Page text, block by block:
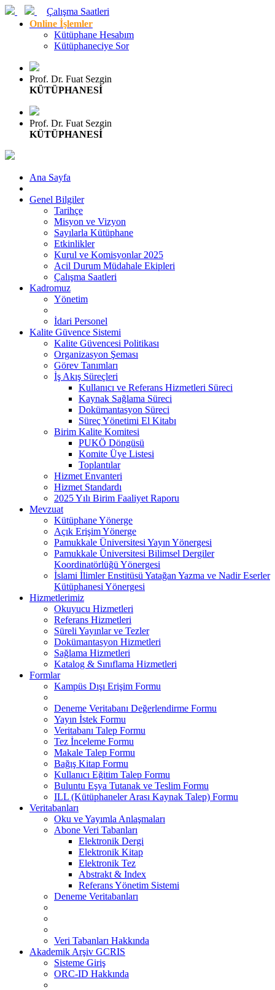
Çalışma Saatleri
Online İşlemler
Kütüphane Hesabım
Kütüphaneciye Sor
Prof. Dr. Fuat Sezgin
KÜTÜPHANESİ
Prof. Dr. Fuat Sezgin
KÜTÜPHANESİ
Ana Sayfa
Genel Bilgiler
Tarihçe
Misyon ve Vizyon
Sayılarla Kütüphane
Etkinlikler
Kurul ve Komisyonlar 2025
Acil Durum Müdahale Ekipleri
Çalışma Saatleri
Kadromuz
Yönetim
İdari Personel
Kalite Güvence Sistemi
Kalite Güvencesi Politikası
Organizasyon Şeması
Görev Tanımları
İş Akış Süreçleri
Kullanıcı ve Referans Hizmetleri Süreci
Kaynak Sağlama Süreci
Dokümantasyon Süreci
Süreç Yönetimi El Kitabı
Birim Kalite Komitesi
PUKÖ Döngüsü
Komite Üye Listesi
Toplantılar
Hizmet Envanteri
Hizmet Standardı
2025 Yılı Birim Faaliyet Raporu
Mevzuat
Kütüphane Yönerge
Açık Erişim Yönerge
Pamukkale Üniversitesi Yayın Yönergesi
Pamukkale Üniversitesi Bilimsel Dergiler
Koordinatörlüğü Yönergesi
İslami İlimler Enstitüsü Yatağan Yazma ve Nadir Eserler
Kütüphanesi Yönergesi
Hizmetlerimiz
Okuyucu Hizmetleri
Referans Hizmetleri
Süreli Yayınlar ve Tezler
Dokümantasyon Hizmetleri
Sağlama Hizmetleri
Katalog & Sınıflama Hizmetleri
Formlar
Kampüs Dışı Erişim Formu
Deneme Veritabanı Değerlendirme Formu
Yayın İstek Formu
Veritabanı Talep Formu
Tez İnceleme Formu
Makale Talep Formu
Bağış Kitap Formu
Kullanıcı Eğitim Talep Formu
Buluntu Eşya Tutanak ve Teslim Formu
ILL (Kütüphaneler Arası Kaynak Talep) Formu
Veritabanları
Oku ve Yayımla Anlaşmaları
Abone Veri Tabanları
Elektronik Dergi
Elektronik Kitap
Elektronik Tez
Abstrakt & Index
Referans Yönetim Sistemi
Deneme Veritabanları
Veri Tabanları Hakkında
Akademik Arşiv GCRIS
Sisteme Giriş
ORC-ID Hakkında